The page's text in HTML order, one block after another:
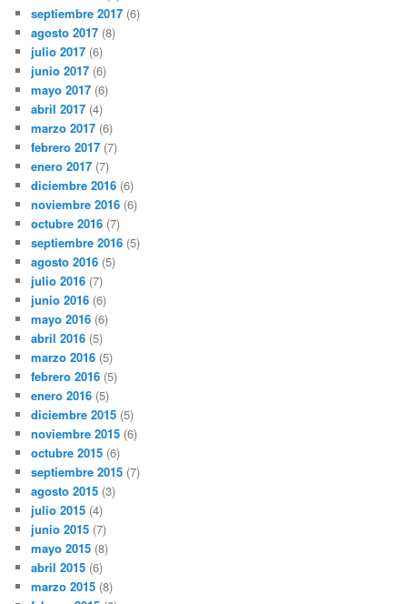
septiembre 2017 (6)
agosto 2017 (8)
julio 2017 (6)
junio 2017 (6)
mayo 2017 (6)
abril 2017 (4)
marzo 2017 (6)
febrero 2017 (7)
enero 2017 (7)
diciembre 2016 (6)
noviembre 2016 (6)
octubre 2016 (7)
septiembre 2016 (5)
agosto 2016 (5)
julio 2016 (7)
junio 2016 (6)
mayo 2016 (6)
abril 2016 (5)
marzo 2016 (5)
febrero 2016 (5)
enero 2016 (5)
diciembre 2015 (5)
noviembre 2015 (6)
octubre 2015 (6)
septiembre 2015 (7)
agosto 2015 (3)
julio 2015 (4)
junio 2015 (7)
mayo 2015 (8)
abril 2015 (6)
marzo 2015 (8)